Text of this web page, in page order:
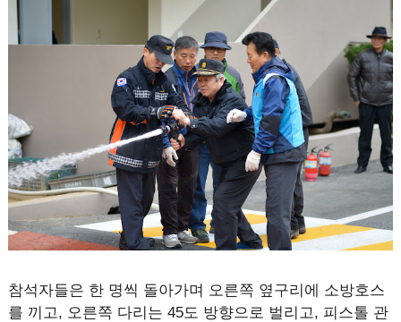
참석자들은 한 명씩 돌아가며 오른쪽 옆구리에 소방호스
를 끼고, 오른쪽 다리는 45도 방향으로 벌리고, 피스톨 관